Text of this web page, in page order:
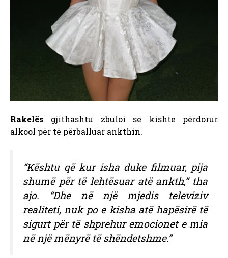
Rakelës gjithashtu zbuloi se kishte përdorur
alkool për të përballuar ankthin.
“Kështu që kur isha duke filmuar, pija
shumë për të lehtësuar atë ankth,” tha
ajo. “Dhe në një mjedis televiziv
realiteti, nuk po e kisha atë hapësirë ​​të
sigurt për të shprehur emocionet e mia
në një mënyrë të shëndetshme.”